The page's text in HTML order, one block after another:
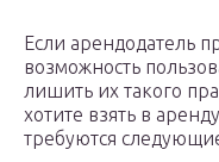
Если арендодатель
возможность
лишить их такого
хотите взять в
требуются